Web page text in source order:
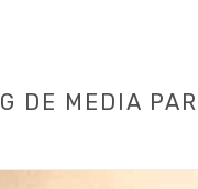
DE MEDIA